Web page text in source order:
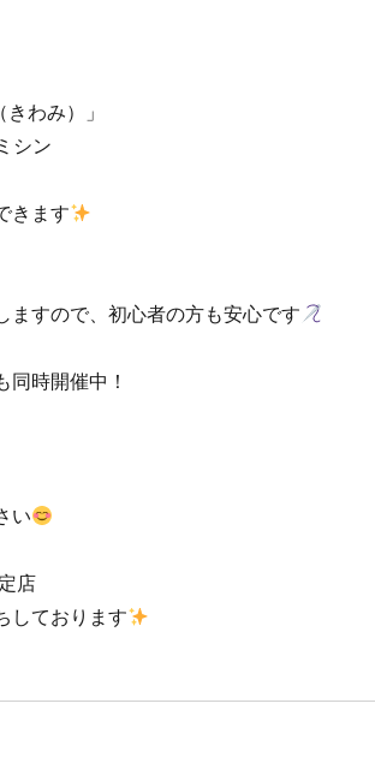
わみ）」
シン
きます
ますので、初心者の方も安心です
時開催中！
い
店
しております